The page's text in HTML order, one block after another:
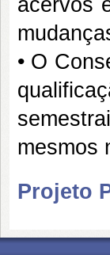
acervos
• O
mesmos
Projeto